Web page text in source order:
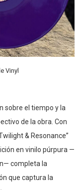
Vinyl
sobre el tiempo y la
de la obra. Con
& Resonance”
en vinilo púrpura —
completa la
que captura la